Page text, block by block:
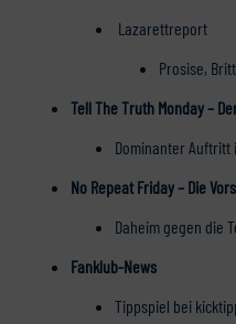
Lazarettreport
Prosise,
Tell The Truth Monday –
Dominanter Auftritt
No Repeat Friday – Die
Daheim gegen die
Fanklub-News
Tippspiel bei